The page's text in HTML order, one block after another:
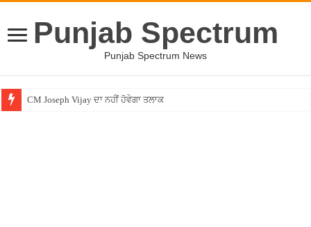
Punjab Spectrum
Punjab Spectrum News
CM Joseph Vijay ਦਾ ਨਹੀਂ ਹੋਵੇਗਾ ਤਲਾਕ